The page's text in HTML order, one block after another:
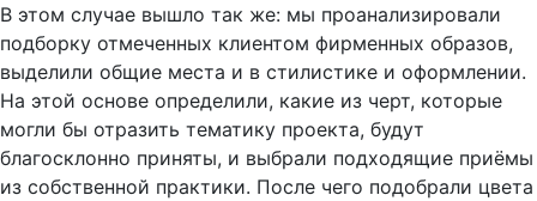
В этом случае вышло так же: мы проанализировали
подборку отмеченных клиентом фирменных образов,
выделили общие места и в стилистике и оформлении.
На этой основе определили, какие из черт, которые
могли бы отразить тематику проекта, будут
благосклонно приняты, и выбрали подходящие приёмы
из собственной практики. После чего подобрали цвета